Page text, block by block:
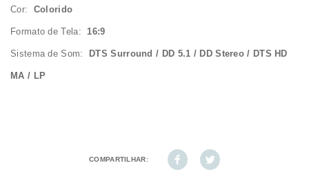
Cor: Colorido
Formato de Tela:16:9
Sistema de Som: DTS Surround / DD 5.1 / DD Stereo / DTS HD
MA / LP
COMPARTILHAR: